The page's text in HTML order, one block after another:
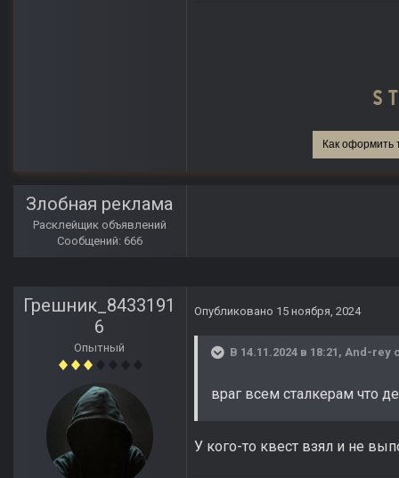
Как оформить
Злобная реклама
Расклейщик объявлений
Сообщений: 666
Грешник_8433191
6
Опытный
Опубликовано 15 ноября, 2024
В 14.11.2024 в 18:21, And-rey
враг всем сталкерам что
У кого-то квест взял и не